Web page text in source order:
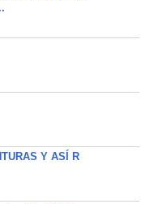
Y ASÍ R